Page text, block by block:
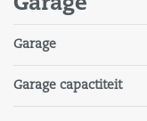
Garage
Garage
Garage capactiteit